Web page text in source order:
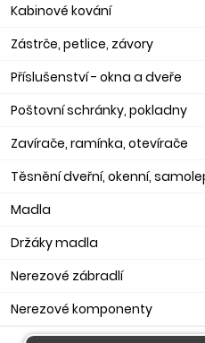
Kabinové kování
Zástrče, petlice, závory
Příslušenství - okna a dveře
Poštovní schránky, pokladny
Zavírače, ramínka, otevírače
Těsnění dveřní, okenní,
Madla
Držáky madla
Nerezové zábradlí
Nerezové komponenty